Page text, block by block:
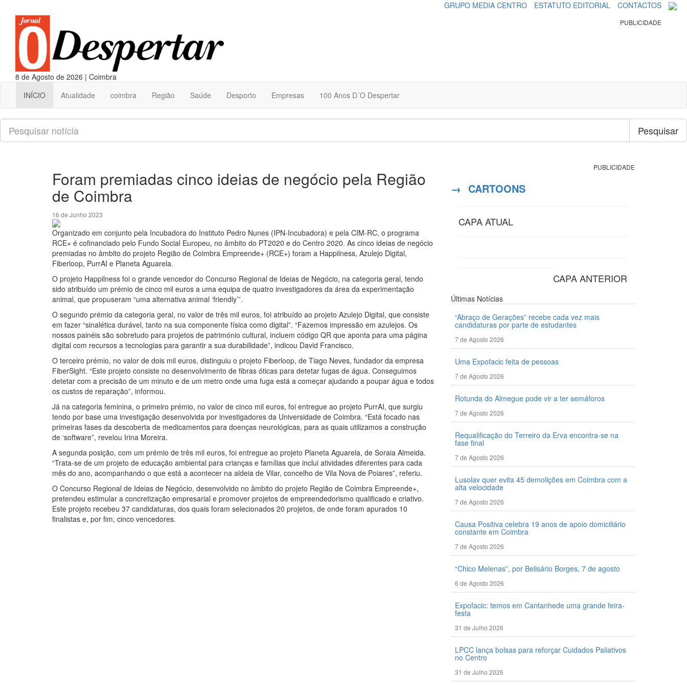
GRUPO MEDIA CENTRO ESTATUTO EDITORIAL CONTACTOS
8 de Agosto de 2026 | Coimbra
PUBLICIDADE
INÍCIO Atualidade coimbra Região Saúde Desporto Empresas 100 Anos D´O Despertar
Pesquisar
Pesquisar
Foram premiadas cinco ideias de negócio pela Região
de Coimbra
16 de Junho 2023
Organizado em conjunto pela Incubadora do Instituto Pedro Nunes (IPN-Incubadora) e pela CIM-RC, o programa
RCE+ é cofinanciado pelo Fundo Social Europeu, no âmbito do PT2020 e do Centro 2020. As cinco ideias de negócio
premiadas no âmbito do projeto Região de Coimbra Empreende+ (RCE+) foram a Happilness, Azulejo Digital,
Fiberloop, PurrAI e Planeta Aguarela.
O projeto Happilness foi o grande vencedor do Concurso Regional de Ideias de Negócio, na categoria geral, tendo
sido atribuído um prémio de cinco mil euros a uma equipa de quatro investigadores da área da experimentação
animal, que propuseram “uma alternativa animal ‘friendly’”.
O segundo prémio da categoria geral, no valor de três mil euros, foi atribuído ao projeto Azulejo Digital, que consiste
em fazer “sinalética durável, tanto na sua componente física como digital”. “Fazemos impressão em azulejos. Os
nossos painéis são sobretudo para projetos de património cultural, incluem código QR que aponta para uma página
digital com recursos a tecnologias para garantir a sua durabilidade”, indicou David Francisco.
O terceiro prémio, no valor de dois mil euros, distinguiu o projeto Fiberloop, de Tiago Neves, fundador da empresa
FiberSight. “Este projeto consiste no desenvolvimento de fibras óticas para detetar fugas de água. Conseguimos
detetar com a precisão de um minuto e de um metro onde uma fuga está a começar ajudando a poupar água e todos
os custos de reparação”, informou.
Já na categoria feminina, o primeiro prémio, no valor de cinco mil euros, foi entregue ao projeto PurrAI, que surgiu
tendo por base uma investigação desenvolvida por investigadores da Universidade de Coimbra. “Está focado nas
primeiras fases da descoberta de medicamentos para doenças neurológicas, para as quais utilizamos a construção
de ‘software”, revelou Irina Moreira.
A segunda posição, com um prémio de três mil euros, foi entregue ao projeto Planeta Aguarela, de Soraia Almeida.
“Trata-se de um projeto de educação ambiental para crianças e famílias que inclui atividades diferentes para cada
mês do ano, acompanhando o que está a acontecer na aldeia de Vilar, concelho de Vila Nova de Poiares”, referiu.
O Concurso Regional de Ideias de Negócio, desenvolvido no âmbito do projeto Região de Coimbra Empreende+,
pretendeu estimular a concretização empresarial e promover projetos de empreendedorismo qualificado e criativo.
Este projeto recebeu 37 candidaturas, dos quais foram selecionados 20 projetos, de onde foram apurados 10
finalistas e, por fim, cinco vencedores.
PUBLICIDADE
→ CARTOONS
CAPA ATUAL
CAPA ANTERIOR
Últimas Notícias
“Abraço de Gerações” recebe cada vez mais
candidaturas por parte de estudantes
7 de Agosto 2026
Uma Expofacic feita de pessoas
7 de Agosto 2026
Rotunda do Almegue pode vir a ter semáforos
7 de Agosto 2026
Requalificação do Terreiro da Erva encontra-se na
fase final
7 de Agosto 2026
Lusolav quer evita 45 demolições em Coimbra com a
alta velocidade
7 de Agosto 2026
Causa Positiva celebra 19 anos de apoio domiciliário
constante em Coimbra
7 de Agosto 2026
“Chico Melenas”, por Belisário Borges, 7 de agosto
6 de Agosto 2026
Expofacic: temos em Cantanhede uma grande feira-
festa
31 de Julho 2026
LPCC lança bolsas para reforçar Cuidados Paliativos
no Centro
31 de Julho 2026